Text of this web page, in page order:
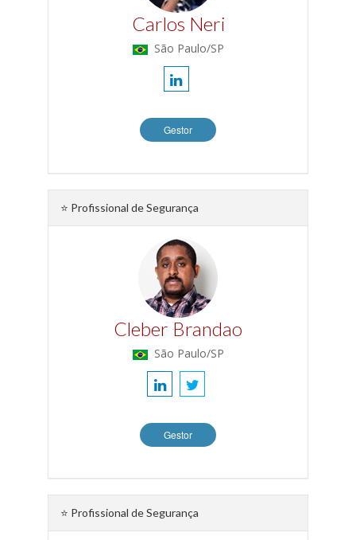
Carlos Neri
São Paulo/SP
Gestor
⭐ Profissional de Segurança
Cleber Brandao
São Paulo/SP
Gestor
⭐ Profissional de Segurança